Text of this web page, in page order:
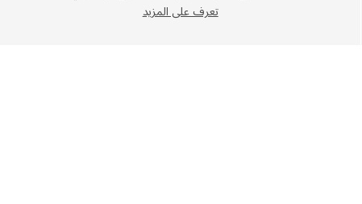
تعرف على المزيد